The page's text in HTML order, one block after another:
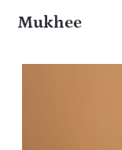
Mukhee